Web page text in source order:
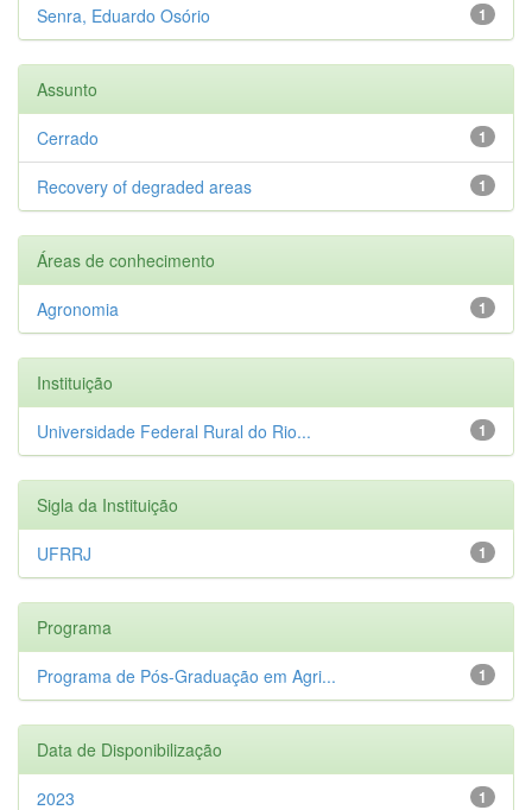
1
Senra, Eduardo Osório
Assunto
1
Cerrado
1
Recovery of degraded areas
Áreas de conhecimento
1
Agronomia
Instituição
1
Universidade Federal Rural do Rio...
Sigla da Instituição
1
UFRRJ
Programa
1
Programa de Pós-Graduação em Agri...
Data de Disponibilização
1
2023